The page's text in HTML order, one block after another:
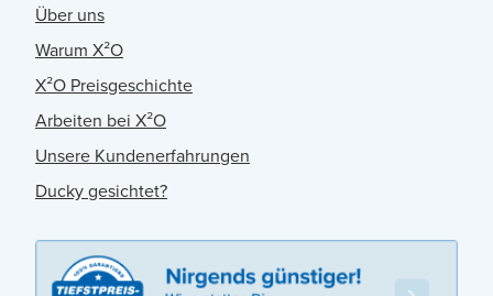
Über uns
Warum X²O
X²O Preisgeschichte
Arbeiten bei X²O
Unsere Kundenerfahrungen
Ducky gesichtet?